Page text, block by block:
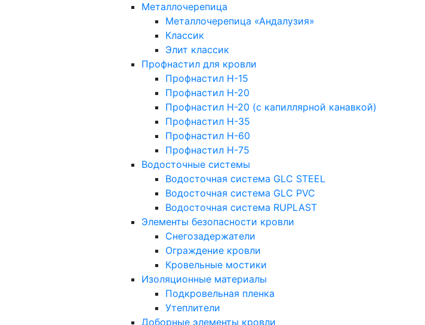
Металлочерепица
Металлочерепица «Андалузия»
Классик
Элит классик
Профнастил для кровли
Профнастил Н-15
Профнастил Н-20
Профнастил Н-20 (с капиллярной канавкой)
Профнастил Н-35
Профнастил Н-60
Профнастил Н-75
Водосточные системы
Водосточная система GLC STEEL
Водосточная система GLC PVC
Водосточная система RUPLAST
Элементы безопасности кровли
Снегозадержатели
Ограждение кровли
Кровельные мостики
Изоляционные материалы
Подкровельная пленка
Утеплители
Доборные элементы кровли